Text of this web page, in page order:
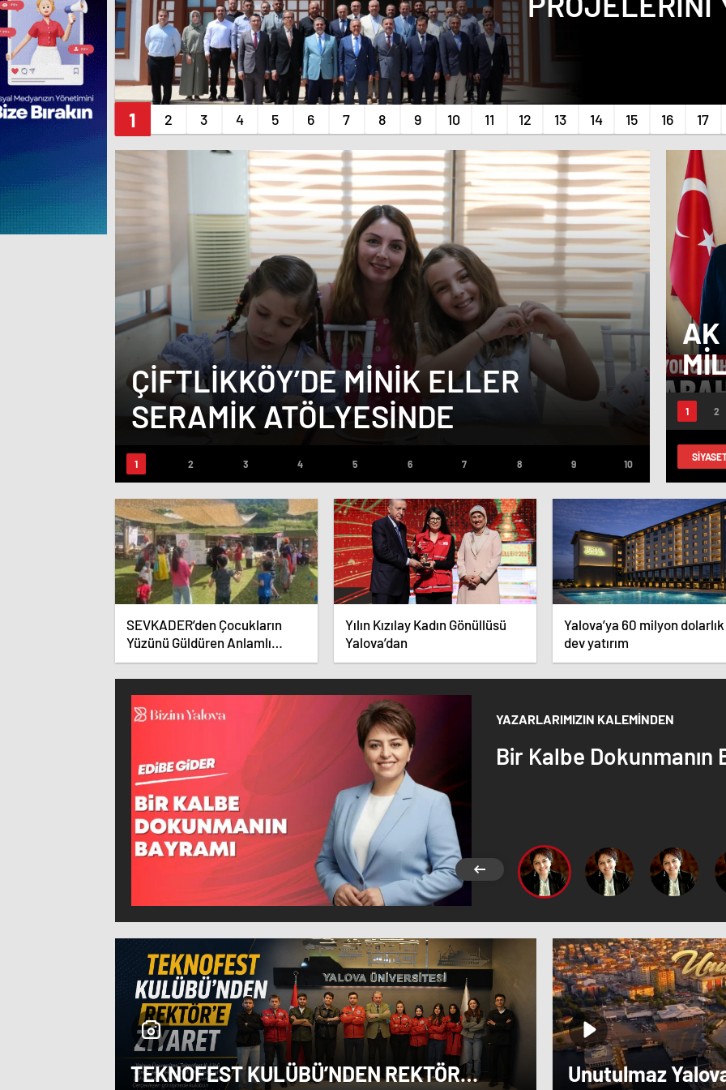
ÇIFTLIKKÖY’DE MINIK ELLER
SERAMIK ATÖLYESINDE
AK
SEVKADER’den Çocukların
Yüzünü Güldüren Anlamlı
Sosyal Sorumluluk Projesi
Yılın Kızılay Kadın Gönüllüsü
Yalova’dan
Yalova’ya 60 milyon dolarlık
dev yatırım
YAZARLARIMIZIN KALEMİNDEN
Bir Kalbe Dokunmanın
TEKNOFEST KULÜBÜ’NDEN REKTÖR
Unutulmaz